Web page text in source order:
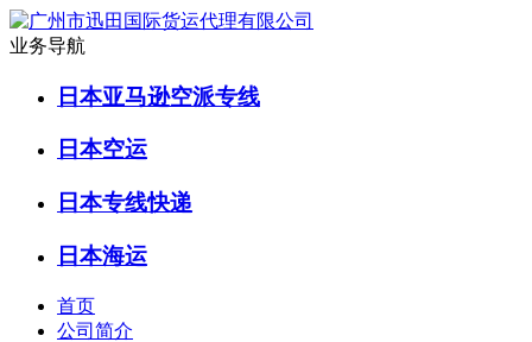
业务导航
日本亚马逊空派专线
日本空运
日本专线快递
日本海运
首页
公司简介